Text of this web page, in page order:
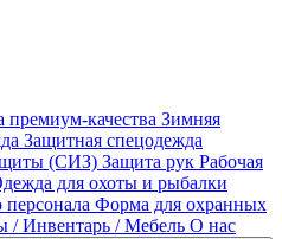
премиум-качества Зимняя
Защитная спецодежда
(СИЗ) Защита рук Рабочая
для охоты и рыбалки
Форма для охранных
/ Инвентарь / Мебель О нас